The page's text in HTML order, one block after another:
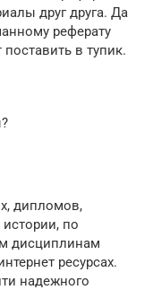
друг друга. Да
реферату
в тупик.
дипломов,
по
дисциплинам
ресурсах.
надежного